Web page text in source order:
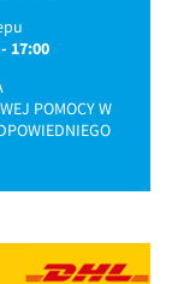
17:00
POMOCY W